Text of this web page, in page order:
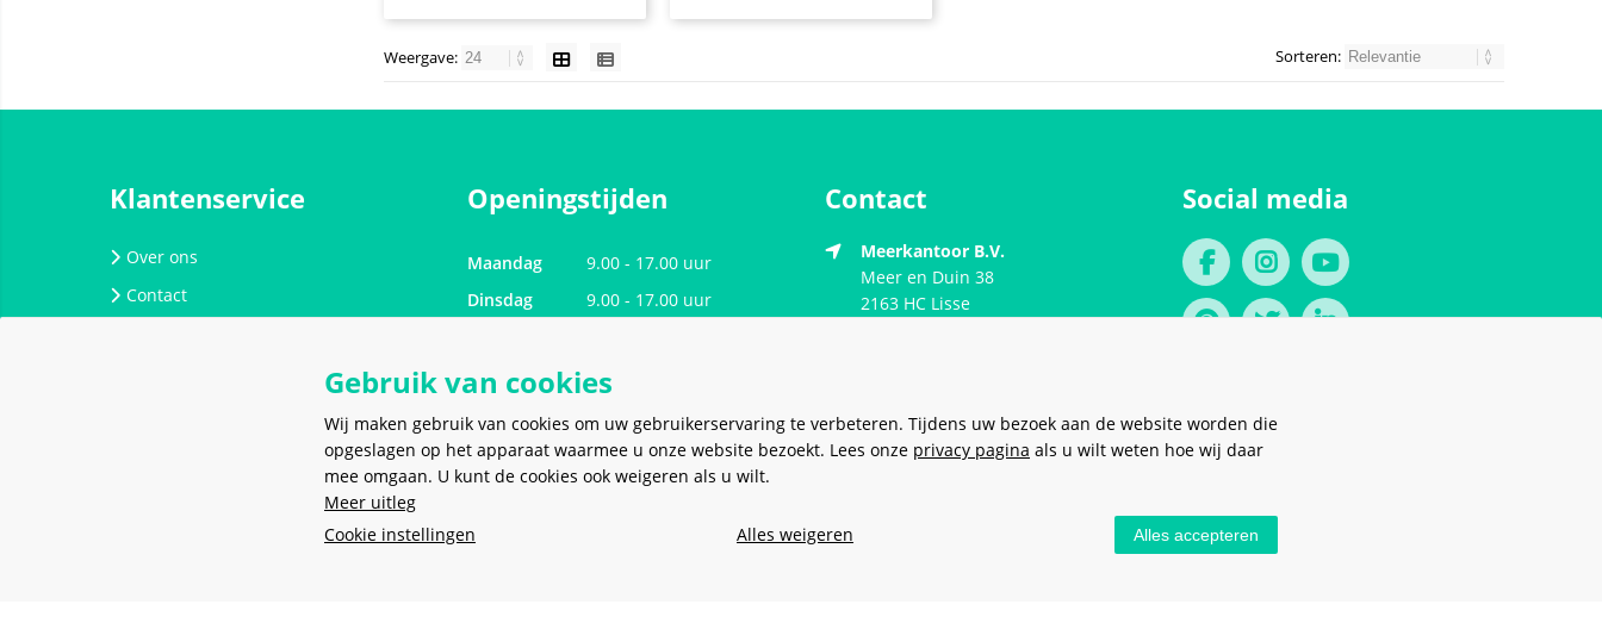
Weergave: Sorteren:
Klantenservice
Over ons
Contact
Openingstijden
Maandag
9.00 - 17.00 uur
Dinsdag
9.00 - 17.00 uur
Donderdag
9.00 - 17.00 uur
Zaterdag
Gesloten
Zondag
Gesloten
Contact
Meerkantoor B.V.
Meer en Duin 38
2163 HC Lisse
0252 - 62 80 00
Social media
Gebruik van cookies
Wij maken gebruik van cookies om uw gebruikerservaring te verbeteren. Tijdens uw bezoek aan de website worden die
opgeslagen op het apparaat waarmee u onze website bezoekt. Lees onze privacy pagina als u wilt weten hoe wij daar
mee omgaan. U kunt de cookies ook weigeren als u wilt.
Meer uitleg
Cookie instellingen
Alles weigeren Alles accepteren